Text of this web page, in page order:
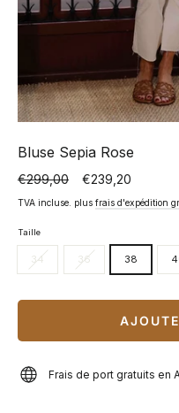
Bluse Sepia Rose
Prix
normal
€299,00
Prix
spécial
€239,20
TVA incluse. plus frais d'expédition
Taille
34 36 38
Frais de port gratuits en